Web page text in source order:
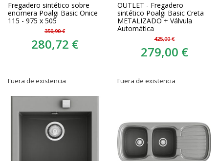
Fregadero sintético sobre
encimera Poalgi Basic Onice
115 - 975 x 505
350,90 €
280,72 €
Fuera de existencia
OUTLET - Fregadero
sintético Poalgi Basic Creta
METALIZADO + Válvula
Automática
425,00 €
279,00 €
Fuera de existencia